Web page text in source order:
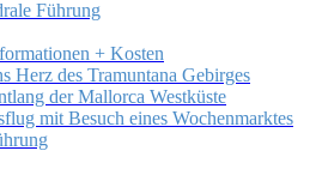
Führung
+ Kosten
Herz des Tramuntana Gebirges
der Mallorca Westküste
mit Besuch eines Wochenmarktes